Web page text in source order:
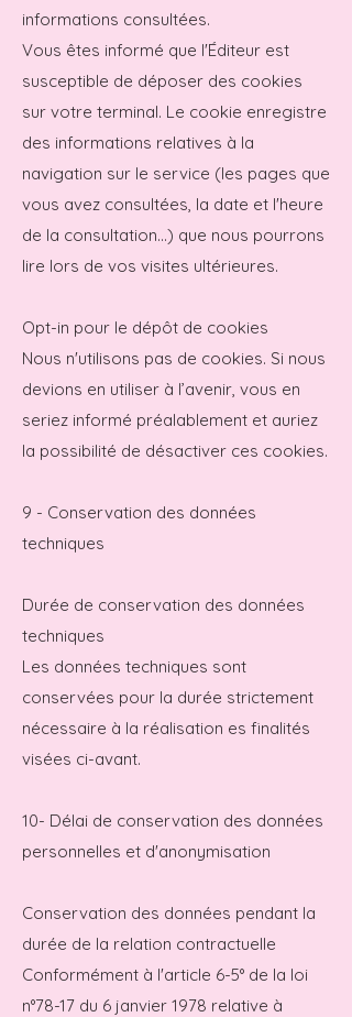
informations consultées.
Vous êtes informé que l'Éditeur est
susceptible de déposer des cookies
sur votre terminal. Le cookie enregistre
des informations relatives à la
navigation sur le service (les pages que
vous avez consultées, la date et l'heure
de la consultation...) que nous pourrons
lire lors de vos visites ultérieures.
Opt-in pour le dépôt de cookies
Nous n'utilisons pas de cookies. Si nous
devions en utiliser à l’avenir, vous en
seriez informé préalablement et auriez
la possibilité de désactiver ces cookies.
9 - Conservation des données
techniques
Durée de conservation des données
techniques
Les données techniques sont
conservées pour la durée strictement
nécessaire à la réalisation es finalités
visées ci-avant.
10- Délai de conservation des données
personnelles et d'anonymisation
Conservation des données pendant la
durée de la relation contractuelle
Conformément à l'article 6-5° de la loi
n°78-17 du 6 janvier 1978 relative à